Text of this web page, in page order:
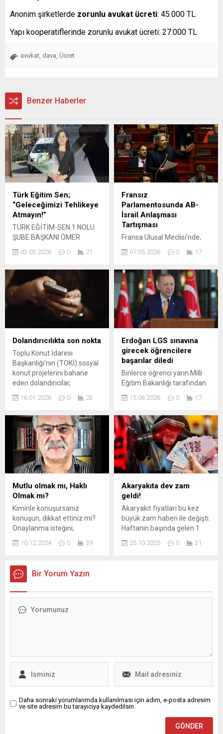
Anonim şirketlerde zorunlu avukat ücreti: 45.000 TL
Yapı kooperatiflerinde zorunlu avukat ücreti: 27.000 TL
avukat dava Ücret
Benzer Haberler
Türk Eğitim Sen;
“Geleceğimizi Tehlikeye
Atmayın!”
TÜRK EĞİTİM-SEN 1 NOLU
ŞUBE BAŞKANI ÖMER
IŞIKOĞLU’NDAN SERT
AÇIKLAMA “SON UYARIMIZ:
Eğitim camiası bir kez daha
tarifsiz bir acıyla sarsıldı.
İstanbul’un Çekmeköy
ilçesinde biyoloji öğretmeni
olarak görev yapan Fatma
Nur Çelik’in, öğrencisi
tarafından hunharca
şiddetin ulaştığı vahim
boyutu bir kez daha gözler
önüne serdi. Aynı...
03.03.2026 0 21
Fransız
Parlamentosunda AB-
İsrail Anlaşması
Tartışması
Fransa Ulusal Meclisi’nde,
Avrupa Birliği ile İsrail
arasındaki Ortaklık
alınması talebi üzerine
yoğun tartışmalar yaşandı.
Komisyon oturumunda
milletvekilleri, Gazze ve işgal
altındaki bölgelerdeki insan
hakları ihlalleri bağlamında
güçlü eleştiriler yöneltti.
Yeşiller Partisi Milletvekili
Sabrina Sebaihi’nin çağrısını
destekleyen Aymeric Caron,
oturumda yaşananları ele
alırken çok sayıda sivilin
yaşamını yitirdiğini...
07.05.2026 0 17
Dolandırıcılıkta son nokta
Toplu Konut İdaresi
Başkanlığı’nın (TOKİ) sosyal
konut projelerini bahane
eden dolandırıcılar,
süreci devam ediyormuş
Devlet bağlantıları
üzerinden çok sayıda kişiyi
mağdur etmeye çalıştı.
Artan ...
16.01.2026 0 23
Erdoğan LGS sınavına
girecek öğrencilere
başarılar diledi
Binlerce öğrenci yarın Milli
Eğitim Bakanlığı tarafından
Sistemi (LGS) kapsamındaki
Cumhurbaşkanı Recep
Tayyip Erdoğan, sınava
girecek tüm öğrencilere
başarılar diledi. Sosyal
medya paylaşımında
Erdoğan, “Yarın LGS
sınavına girecek genç
kardeşlerime kalpten
başarılar diliyorum. Sınavın
gözümüzün nuru
evlatlarımıza, değerli
ailelerine, tüm eğitim
camiamıza hayırlı olmasını...
15.06.2026 0 17
Mutlu olmak mı, Haklı
Olmak mı?
Kiminle konuşursanız
konuşun, dikkat ettiniz mi?
Onaylanma isteğini,
herkeste görürsünüz.
Onaylanmanın kökünde
kaynaklarda; “İnsanın ruhsal
durumunda saklı, kendine
sürdüğü düşünce ve
olması, onaylanma...
10.12.2024 0 39
Akaryakıta dev zam
geldi!
Akaryakıt fiyatları bu kez
büyük zam haberi ile değişti.
Haftanın başında gelen 1
liralık indirimin sevinci kısa
sürdü. Arabası olanlara kötü
25.10.2025 0 31
Bir Yorum Yazın
Daha sonraki yorumlarımda kullanılması için adım, e-posta adresim
ve site adresim bu tarayıcıya kaydedilsin.